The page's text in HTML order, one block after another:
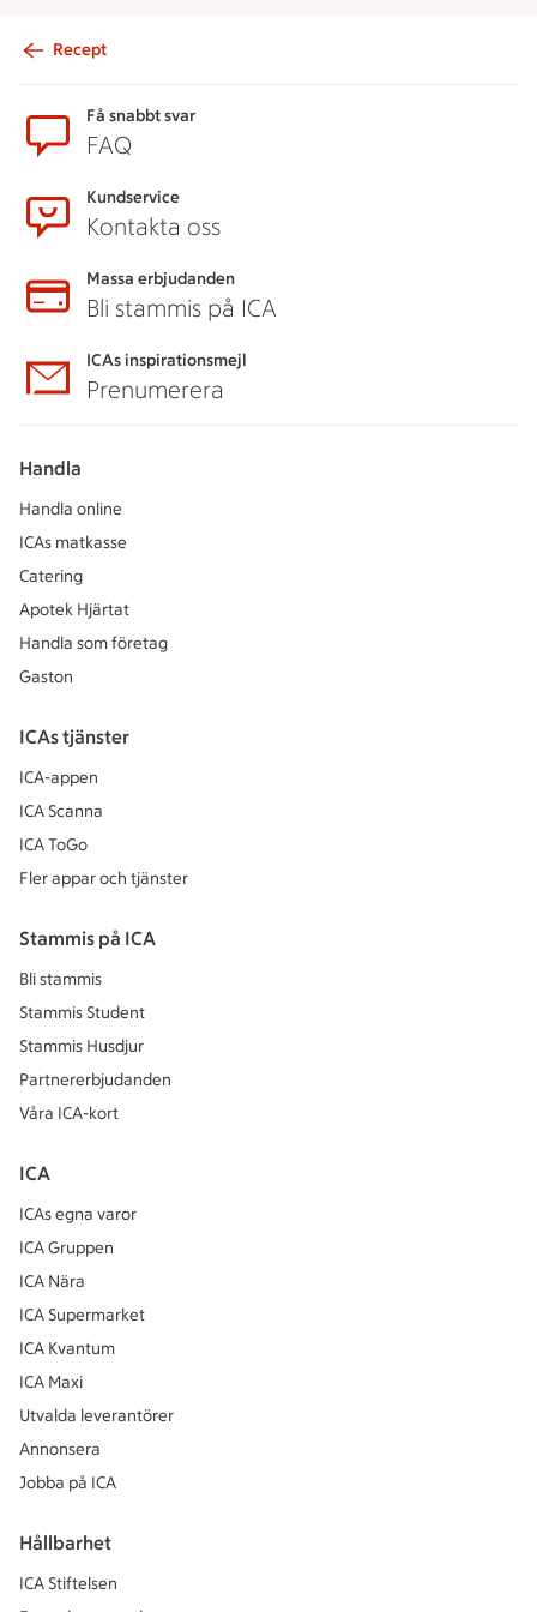
Recept
Få snabbt svar
FAQ
Kundservice
Kontakta oss
Massa erbjudanden
Bli stammis på ICA
ICAs inspirationsmejl
Prenumerera
Handla
Handla online
ICAs matkasse
Catering
Apotek Hjärtat
Handla som företag
Gaston
ICAs tjänster
ICA-appen
ICA Scanna
ICA ToGo
Fler appar och tjänster
Stammis på ICA
Bli stammis
Stammis Student
Stammis Husdjur
Partnererbjudanden
Våra ICA-kort
ICA
ICAs egna varor
ICA Gruppen
ICA Nära
ICA Supermarket
ICA Kvantum
ICA Maxi
Utvalda leverantörer
Annonsera
Jobba på ICA
Hållbarhet
ICA Stiftelsen